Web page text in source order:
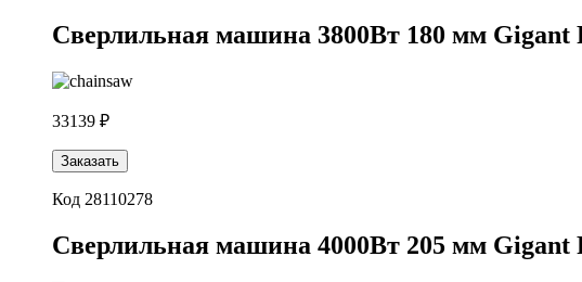
Cверлильная машина 3800Вт 180 мм Gigant
33139 ₽
Заказать
Код 28110278
Cверлильная машина 4000Вт 205 мм Gigant